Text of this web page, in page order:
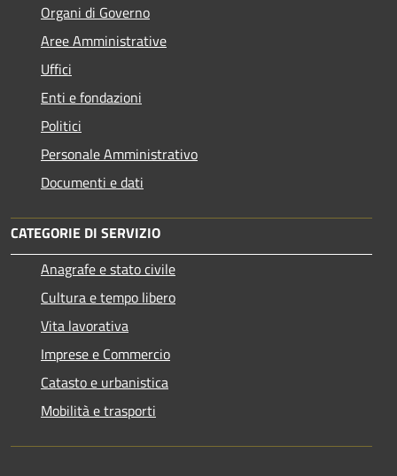
Organi di Governo
Aree Amministrative
Uffici
Enti e fondazioni
Politici
Personale Amministrativo
Documenti e dati
CATEGORIE DI SERVIZIO
Anagrafe e stato civile
Cultura e tempo libero
Vita lavorativa
Imprese e Commercio
Catasto e urbanistica
Mobilità e trasporti